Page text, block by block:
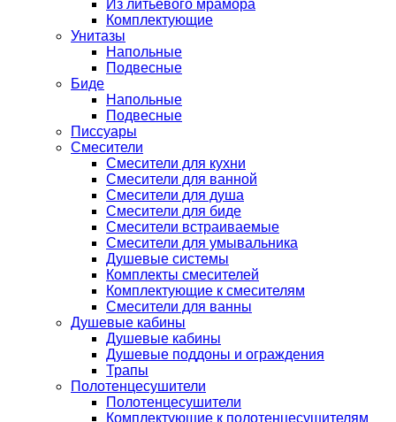
Из литьевого мрамора
Комплектующие
Унитазы
Напольные
Подвесные
Биде
Напольные
Подвесные
Писсуары
Смесители
Смесители для кухни
Смесители для ванной
Смесители для душа
Смесители для биде
Смесители встраиваемые
Смесители для умывальника
Душевые системы
Комплекты смесителей
Комплектующие к смесителям
Смесители для ванны
Душевые кабины
Душевые кабины
Душевые поддоны и ограждения
Трапы
Полотенцесушители
Полотенцесушители
Комплектующие к полотенцесушителям